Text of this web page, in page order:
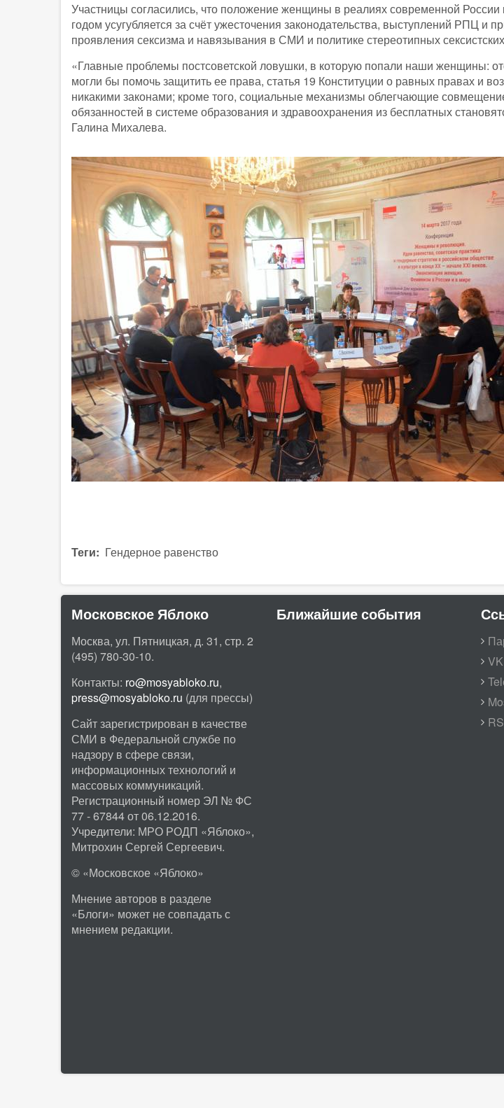
Участницы согласились, что положение женщины в реалиях современной
годом усугубляется за счёт ужесточения законодательства, выступлений РПЦ и
проявления сексизма и навязывания в СМИ и политике стереотипных
«Главные проблемы постсоветской ловушки, в которую попали наши женщины:
могли бы помочь защитить ее права, статья 19 Конституции о равных правах и
никакими законами; кроме того, социальные механизмы облегчающие
обязанностей в системе образования и здравоохранения из бесплатных
Галина Михалева.
Теги Гендерное равенство
Московское Яблоко
Москва, ул. Пятницкая, д. 31, стр. 2
(495) 780-30-10.
Контакты: ro@mosyabloko.ru,
press@mosyabloko.ru (для прессы)
Сайт зарегистрирован в качестве
СМИ в Федеральной службе по
надзору в сфере связи,
информационных технологий и
массовых коммуникаций.
Регистрационный номер ЭЛ № ФС
77 - 67844 от 06.12.2016.
Учредители: МРО РОДП «Яблоко»,
Митрохин Сергей Сергеевич.
© «Московское «Яблоко»
Мнение авторов в разделе
«Блоги» может не совпадать с
мнением редакции.
Ближайшие события
VK